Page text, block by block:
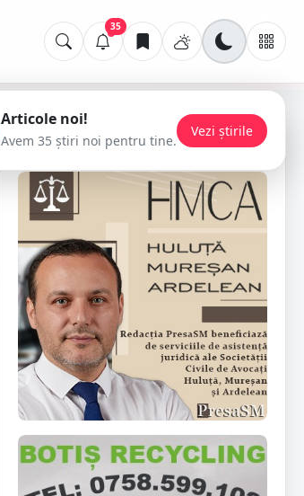
35
📢 Publicitate
Articole noi!
Avem 35 știri noi pentru tine.
Vezi știrile